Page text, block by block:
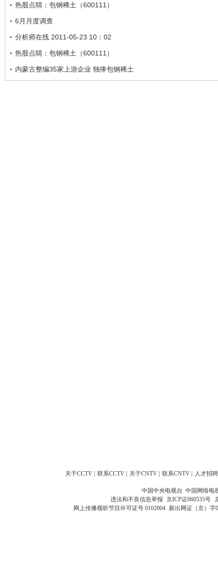
热股点睛：包钢稀土（600111）
6月月度调查
分析师在线 2011-05-23 10：02
热股点睛：包钢稀土（600111）
内蒙古整编35家上游企业 独捧包钢稀土
关于CCTV 联系CCTV 关于CNTV 联系CNTV 人才招聘
中国中央电视台 中国网络电
违法和不良信息举报 京ICP证060535号
网上传播视听节目许可证号 0102004 新出网证（京）